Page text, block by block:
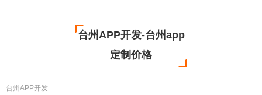
台州APP开发-台州app
定制价格
台州APP开发